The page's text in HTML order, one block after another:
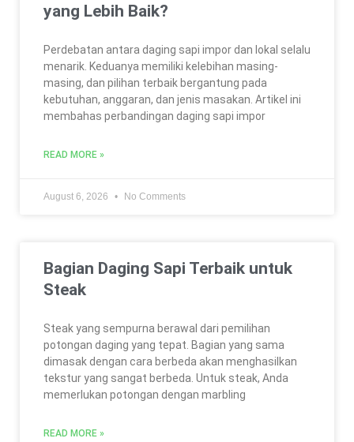
yang Lebih Baik?
Perdebatan antara daging sapi impor dan lokal selalu
menarik. Keduanya memiliki kelebihan masing-
masing, dan pilihan terbaik bergantung pada
kebutuhan, anggaran, dan jenis masakan. Artikel ini
membahas perbandingan daging sapi impor
READ MORE »
August 6, 2026 No Comments
Bagian Daging Sapi Terbaik untuk
Steak
Steak yang sempurna berawal dari pemilihan
potongan daging yang tepat. Bagian yang sama
dimasak dengan cara berbeda akan menghasilkan
tekstur yang sangat berbeda. Untuk steak, Anda
memerlukan potongan dengan marbling
READ MORE »